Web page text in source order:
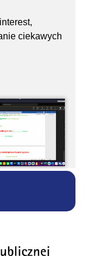
ciekawych